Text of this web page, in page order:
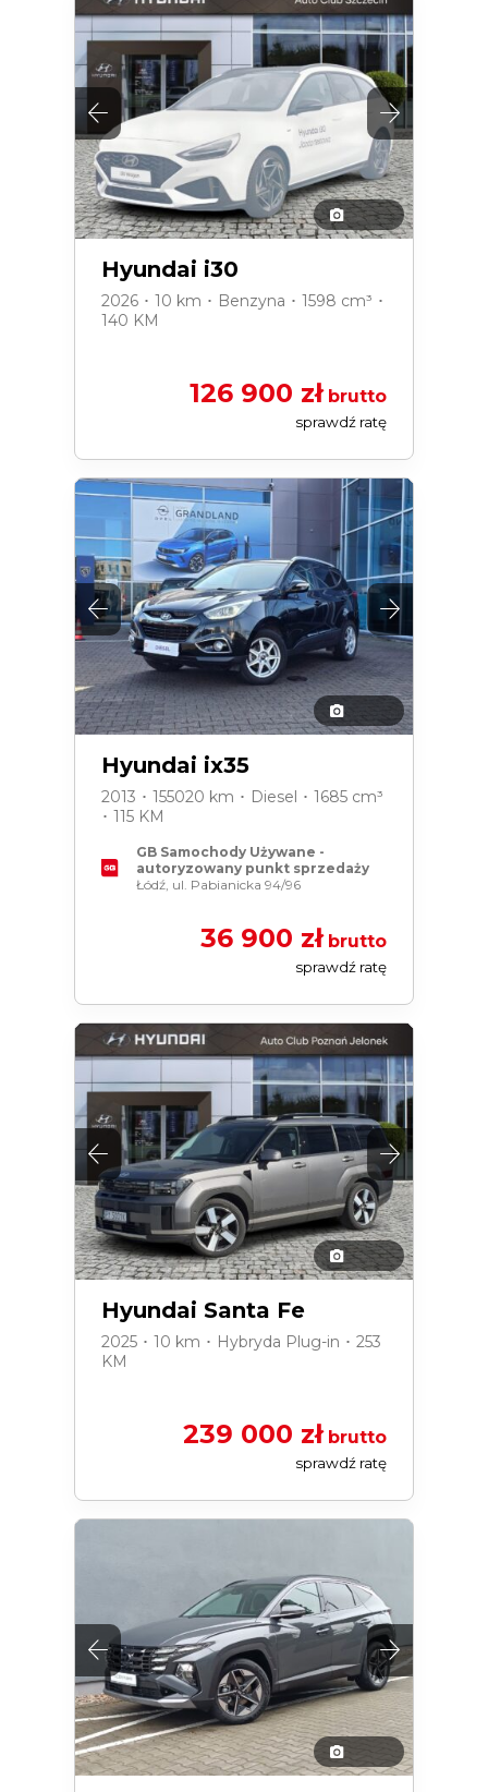
Hyundai i30
2026 ･ 10 km ･ Benzyna ･ 1598 cm³ ･
140 KM
126 900 złbrutto
sprawdź ratę
Hyundai ix35
2013 ･ 155020 km ･ Diesel ･ 1685 cm³
･ 115 KM
GB Samochody Używane -
autoryzowany punkt sprzedaży
Łódź, ul. Pabianicka 94/96
36 900 złbrutto
sprawdź ratę
Hyundai Santa Fe
2025 ･ 10 km ･ Hybryda Plug-in ･ 253
KM
239 000 złbrutto
sprawdź ratę